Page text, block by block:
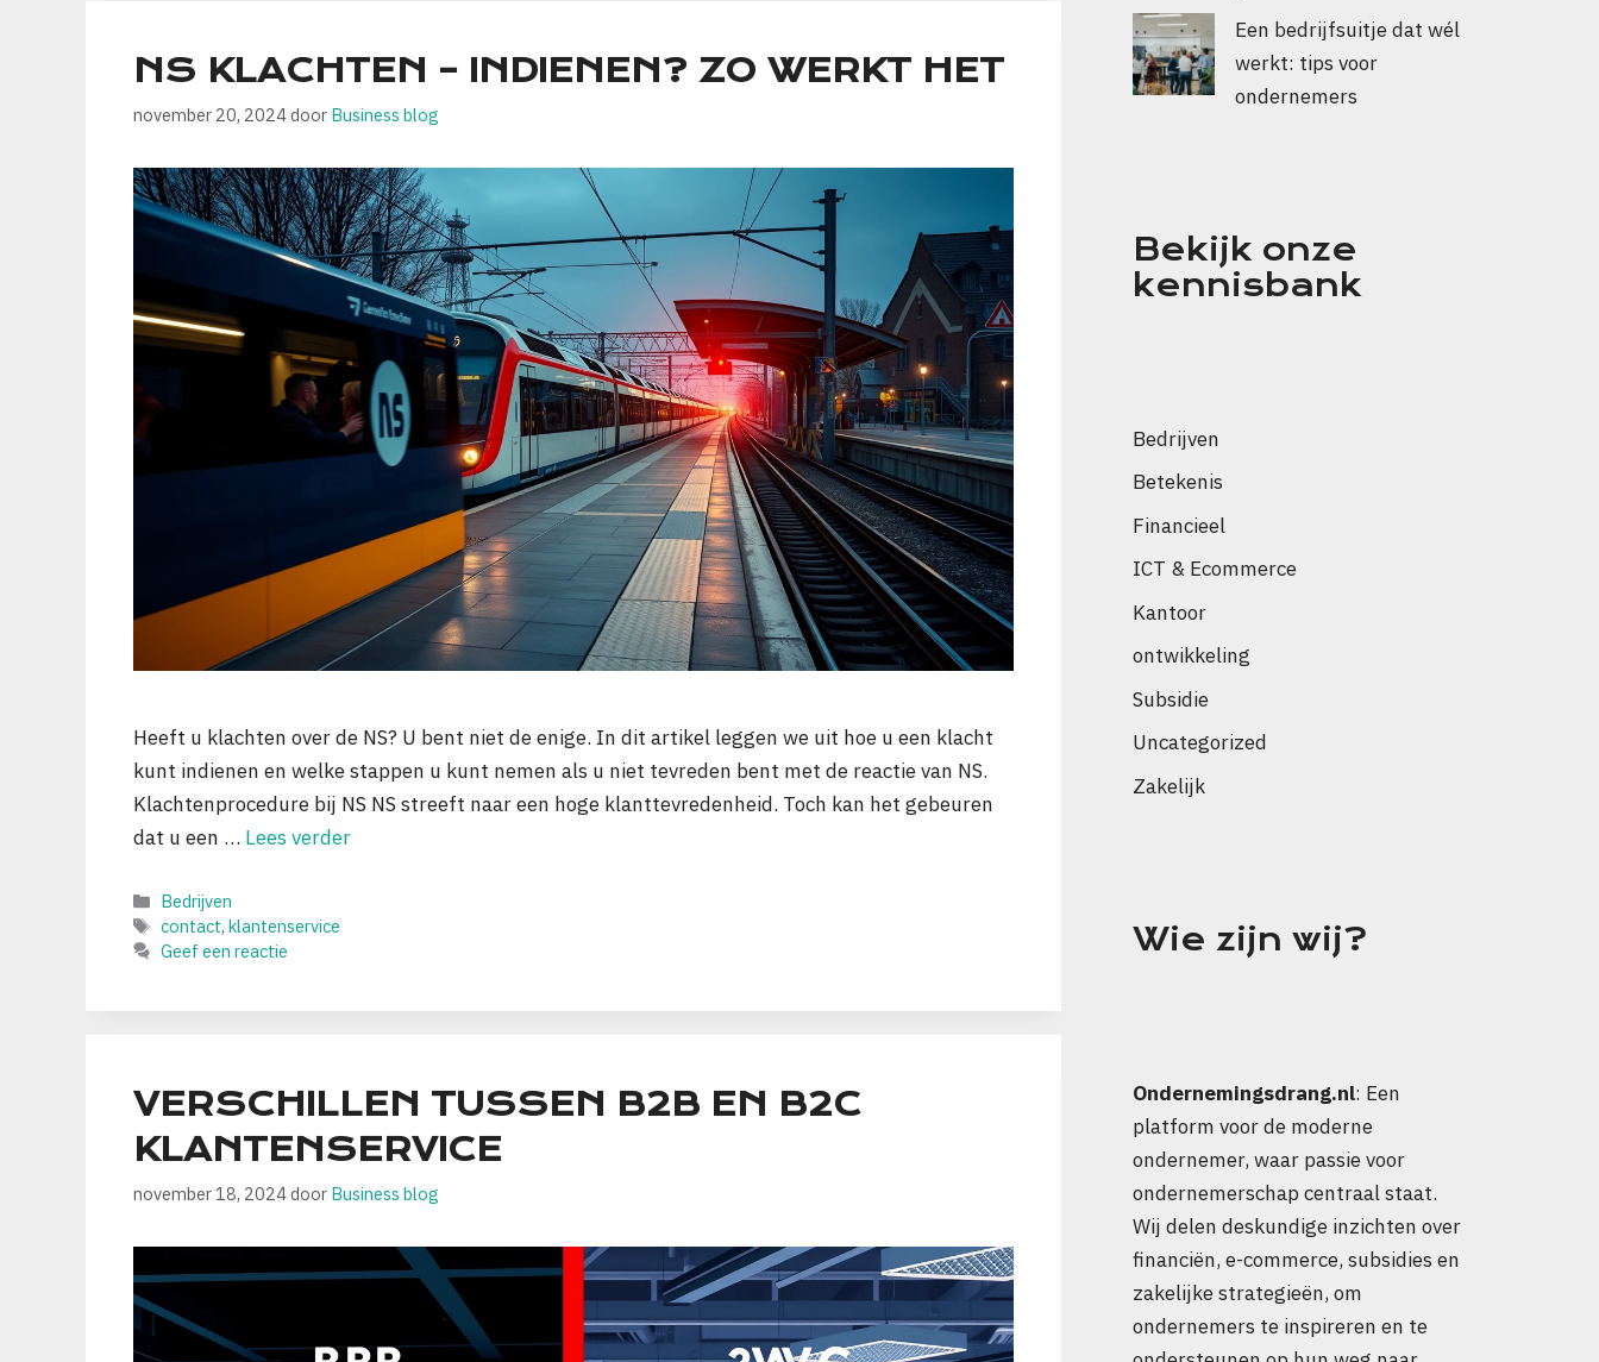
NS KLACHTEN – INDIENEN? ZO WERKT HET
november 20, 2024door Business blog
Heeft u klachten over de NS? U bent niet de enige. In dit artikel leggen we uit hoe u een klacht
kunt indienen en welke stappen u kunt nemen als u niet tevreden bent met de reactie van NS.
Klachtenprocedure bij NS NS streeft naar een hoge klanttevredenheid. Toch kan het gebeuren
dat u een … Lees verder
Categorieën
Bedrijven
Tags
contact,klantenservice
Geef een reactie
VERSCHILLEN TUSSEN B2B EN B2C
KLANTENSERVICE
november 18, 2024door Business blog
Een bedrijfsuitje dat wél
werkt: tips voor
ondernemers
Bekijk onze
kennisbank
Bedrijven
Betekenis
Financieel
ICT & Ecommerce
Kantoor
ontwikkeling
Subsidie
Uncategorized
Zakelijk
Wie zijn wij?
Ondernemingsdrang.nl: Een
platform voor de moderne
ondernemer, waar passie voor
ondernemerschap centraal staat.
Wij delen deskundige inzichten over
financiën, e-commerce, subsidies en
zakelijke strategieën, om
ondernemers te inspireren en te